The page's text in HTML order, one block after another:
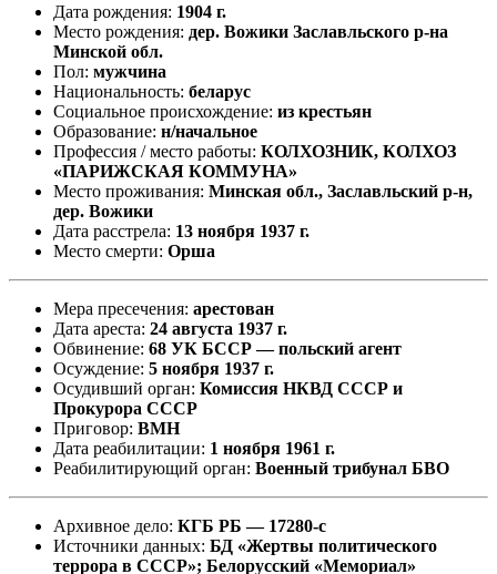
Дата рождения: 1904 г.
Место рождения: дер. Вожики Заславльского р-на
Минской обл.
Пол: мужчина
Национальность: беларус
Социальное происхождение: из крестьян
Образование: н/начальное
Профессия / место работы: КОЛХОЗНИК, КОЛХОЗ
«ПАРИЖСКАЯ КОММУНА»
Место проживания: Минская обл., Заславльский р-н,
дер. Вожики
Дата расстрела: 13 ноября 1937 г.
Место смерти: Орша
Мера пресечения: арестован
Дата ареста: 24 августа 1937 г.
Обвинение: 68 УК БССР — польский агент
Осуждение: 5 ноября 1937 г.
Осудивший орган: Комиссия НКВД СССР и
Прокурора СССР
Приговор: ВМН
Дата реабилитации: 1 ноября 1961 г.
Реабилитирующий орган: Военный трибунал БВО
Архивное дело: КГБ РБ — 17280-с
Источники данных: БД «Жертвы политического
террора в СССР»; Белорусский «Мемориал»